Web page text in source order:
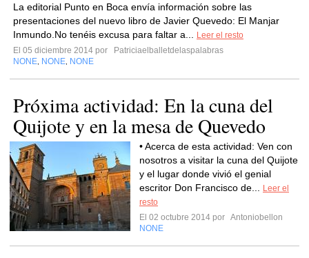
La editorial Punto en Boca envía información sobre las
presentaciones del nuevo libro de Javier Quevedo: El Manjar
Inmundo.No tenéis excusa para faltar a...
Leer el resto
El 05 diciembre 2014 por
Patriciaelballetdelaspalabras
NONE NONE NONE
Próxima actividad: En la cuna del
Quijote y en la mesa de Quevedo
• Acerca de esta actividad: Ven con
nosotros a visitar la cuna del Quijote
y el lugar donde vivió el genial
escritor Don Francisco de...
Leer el
resto
El 02 octubre 2014 por Antoniobellon
NONE